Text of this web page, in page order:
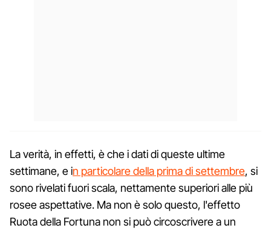
La verità, in effetti, è che i dati di queste ultime
settimane, e in particolare della prima di settembre, si
sono rivelati fuori scala, nettamente superiori alle più
rosee aspettative. Ma non è solo questo, l'effetto
Ruota della Fortuna non si può circoscrivere a un